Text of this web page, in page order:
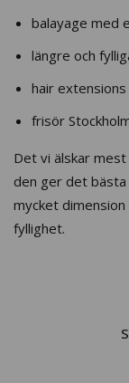
balayage med
längre och
hair extensions
frisör
Det vi älskar
den ger det
mycket
fyllighet.